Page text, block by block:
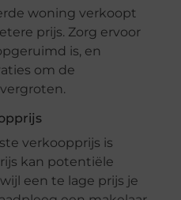
woning verkoopt
prijs. Zorg ervoor
is, en
om de
verkoopprijs is
kan potentiële
een te lage prijs je